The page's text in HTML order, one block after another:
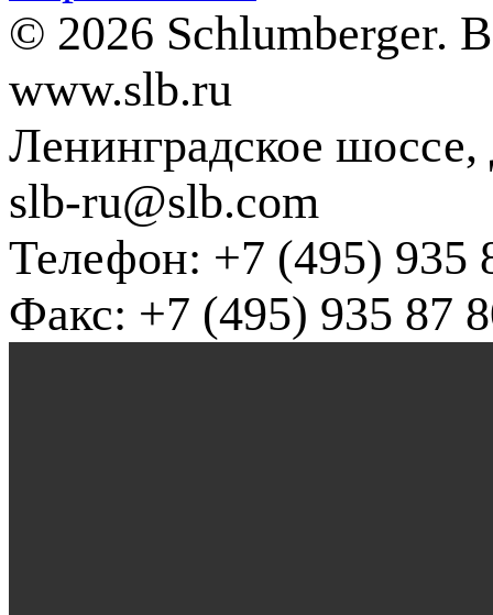
© 2026 Schlumberger.
www.slb.ru
Ленинградское
slb-ru@slb.com
Телефон: +7 (495) 935
Факс: +7 (495) 935 87